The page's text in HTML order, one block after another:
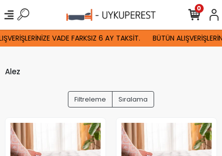
VADE FARKSIZ 6 AY TAKSİT. BÜTÜN
0
Alez
Filtreleme Sıralama